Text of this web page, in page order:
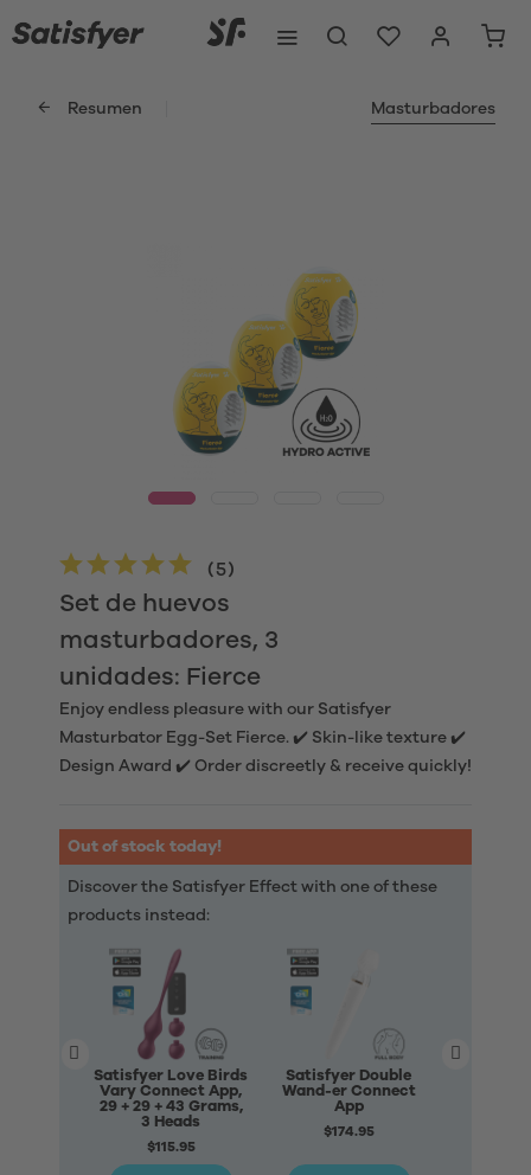
Resumen Masturbadores
Set de huevos
masturbadores, 3
unidades: Fierce
(5)
Enjoy endless pleasure with our Satisfyer
Masturbator Egg-Set Fierce. ✔️ Skin-like texture ✔️
Design Award ✔️ Order discreetly & receive quickly!
Out of stock today!
Discover the Satisfyer Effect with one of these
products instead:
Satisfyer Love Birds
Vary Connect App,
29 + 29 + 43 Grams,
3 Heads
$115.95
Satisfyer Double
Wand-er Connect
App
$174.95